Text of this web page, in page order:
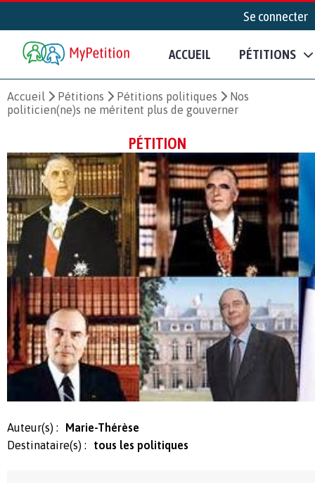
Se connecter
ACCUEIL PÉTITIONS
Accueil Pétitions Pétitions politiques
Nos
politicien(ne)s ne méritent plus de gouverner
PÉTITION
Auteur(s) :
Marie-Thérèse
Destinataire(s) :
tous les politiques